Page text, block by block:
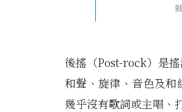
後搖（Post-rock）是
和聲、旋律、音色及和
幾乎沒有歌詞或主唱、